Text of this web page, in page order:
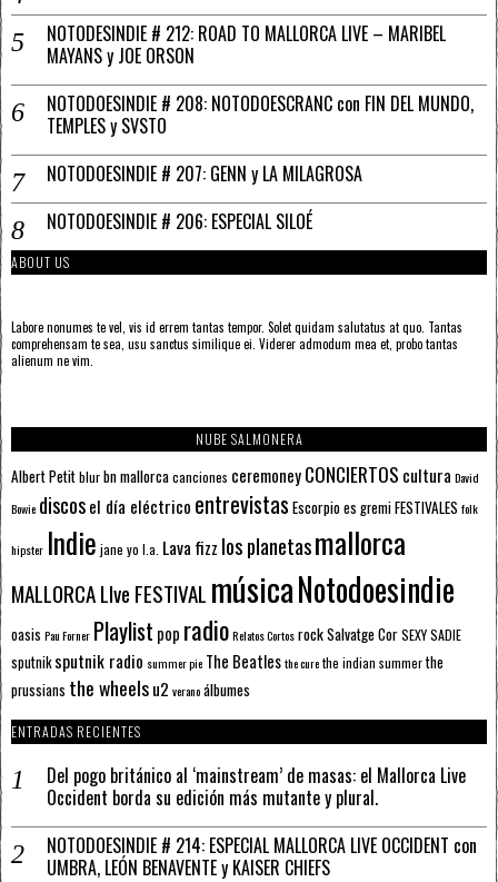
NOTODESINDIE # 212: ROAD TO MALLORCA LIVE – MARIBEL
MAYANS y JOE ORSON
NOTODOESINDIE # 208: NOTODOESCRANC con FIN DEL MUNDO,
TEMPLES y SVSTO
NOTODOESINDIE # 207: GENN y LA MILAGROSA
NOTODOESINDIE # 206: ESPECIAL SILOÉ
ABOUT US
Labore nonumes te vel, vis id errem tantas tempor. Solet quidam salutatus at quo. Tantas
comprehensam te sea, usu sanctus similique ei. Viderer admodum mea et, probo tantas
alienum ne vim.
NUBE SALMONERA
Albert Petitblurbn mallorcacanciones ceremoneyCONCIERTOS cultura David
Bowie discosel día eléctrico entrevistas Escorpioes gremiFESTIVALES folk
hipster Indie jane yo l.a. Lava fizz los planetasmallorca
MALLORCA LIve FESTIVAL músicaNotodoesindie
oasis Pau Forner Playlist pop radioRelatos CortosrockSalvatge CorSEXY SADIE
sputnik sputnik radio summer pie The Beatlesthe curethe indian summerthe
prussians the wheelsu2 veranoálbumes
ENTRADAS RECIENTES
Del pogo británico al ‘mainstream’ de masas: el Mallorca Live
Occident borda su edición más mutante y plural.
NOTODOESINDIE # 214: ESPECIAL MALLORCA LIVE OCCIDENT con
UMBRA, LEÓN BENAVENTE y KAISER CHIEFS